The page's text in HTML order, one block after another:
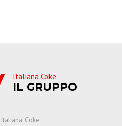
Italiana Coke
IL GRUPPO
Italiana Coke